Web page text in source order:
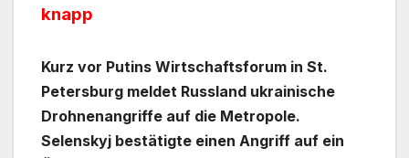
knapp
Kurz vor Putins Wirtschaftsforum in St.
Petersburg meldet Russland ukrainische
Drohnenangriffe auf die Metropole.
Selenskyj bestätigte einen Angriff auf ein